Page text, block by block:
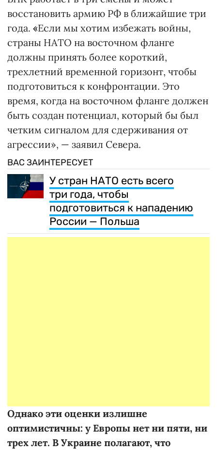
восстановить армию РФ в ближайшие три
года. «Если мы хотим избежать войны,
страны НАТО на восточном фланге
должны принять более короткий,
трехлетний временной горизонт, чтобы
подготовиться к конфронтации. Это
время, когда на восточном фланге должен
быть создан потенциал, который бы был
четким сигналом для сдерживания от
агрессии», — заявил Севера.
ВАС ЗАИНТЕРЕСУЕТ
У стран НАТО есть всего
три года, чтобы
подготовиться к нападению
России — Польша
Однако эти оценки излишне
оптимистичны: у Европы нет ни пяти, ни
трех лет. В Украине полагают, что